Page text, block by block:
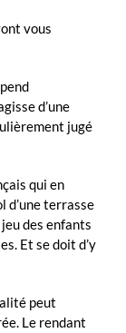
vous
d’une
jugé
qui en
d’une terrasse
des enfants
Et se doit d’y
peut
Le rendant